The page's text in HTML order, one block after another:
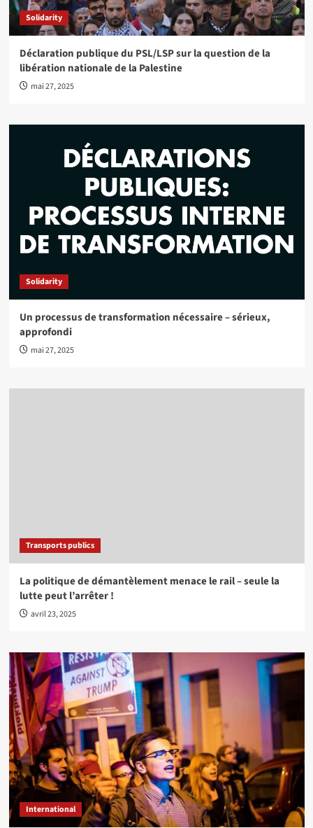
Solidarity
Déclaration publique du PSL/LSP sur la question de la
libération nationale de la Palestine
mai 27, 2025
Solidarity
Un processus de transformation nécessaire – sérieux,
approfondi
mai 27, 2025
Transports publics
La politique de démantèlement menace le rail – seule la
lutte peut l’arrêter !
avril 23, 2025
International